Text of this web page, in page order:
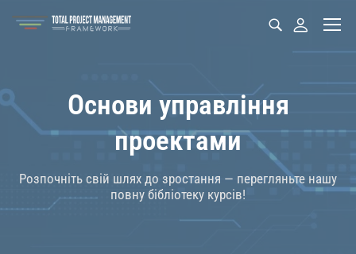
Основи управління
проектами
Розпочніть свій шлях до зростання — перегляньте нашу
повну бібліотеку курсів!